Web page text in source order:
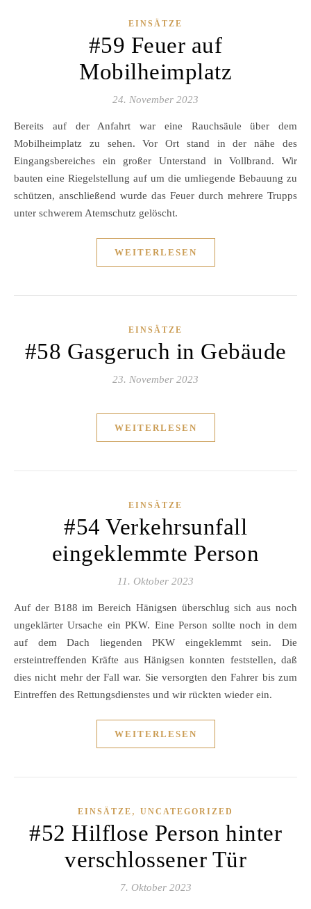
EINSÄTZE
#59 Feuer auf
Mobilheimplatz
24. November 2023
Bereits auf der Anfahrt war eine Rauchsäule über dem
Mobilheimplatz zu sehen. Vor Ort stand in der nähe des
Eingangsbereiches ein großer Unterstand in Vollbrand. Wir
bauten eine Riegelstellung auf um die umliegende Bebauung zu
schützen, anschließend wurde das Feuer durch mehrere Trupps
unter schwerem Atemschutz gelöscht.
WEITERLESEN
EINSÄTZE
#58 Gasgeruch in Gebäude
23. November 2023
WEITERLESEN
EINSÄTZE
#54 Verkehrsunfall
eingeklemmte Person
11. Oktober 2023
Auf der B188 im Bereich Hänigsen überschlug sich aus noch
ungeklärter Ursache ein PKW. Eine Person sollte noch in dem
auf dem Dach liegenden PKW eingeklemmt sein. Die
ersteintreffenden Kräfte aus Hänigsen konnten feststellen, daß
dies nicht mehr der Fall war. Sie versorgten den Fahrer bis zum
Eintreffen des Rettungsdienstes und wir rückten wieder ein.
WEITERLESEN
EINSÄTZE , UNCATEGORIZED
#52 Hilflose Person hinter
verschlossener Tür
7. Oktober 2023